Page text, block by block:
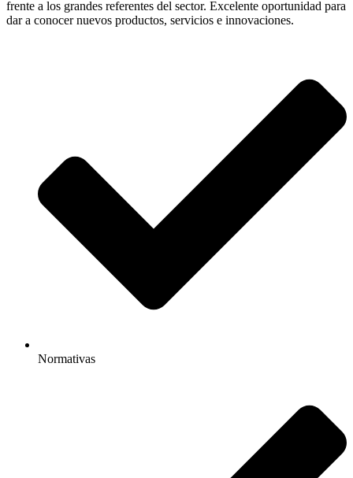
frente a los grandes referentes del sector. Excelente oportunidad para
dar a conocer nuevos productos, servicios e innovaciones.
Normativas